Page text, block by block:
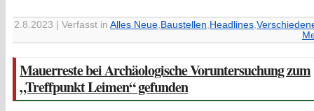
2.8.2023 | Verfasst in Alles Neue Baustellen Headlines
Mauerreste bei Archäologische Voruntersuchung zum
„Treffpunkt Leimen“ gefunden